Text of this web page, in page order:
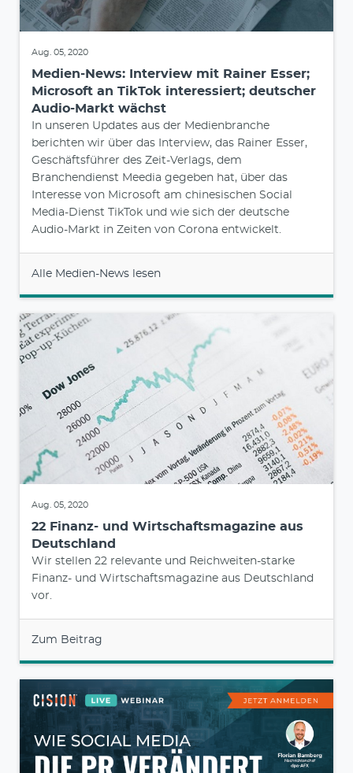
Aug. 05, 2020
Medien-News: Interview mit Rainer Esser;
Microsoft an TikTok interessiert; deutscher
Audio-Markt wächst
In unseren Updates aus der Medienbranche
berichten wir über das Interview, das Rainer Esser,
Geschäftsführer des Zeit-Verlags, dem
Branchendienst Meedia gegeben hat, über das
Interesse von Microsoft am chinesischen Social
Media-Dienst TikTok und wie sich der deutsche
Audio-Markt in Zeiten von Corona entwickelt.
Alle Medien-News lesen
Aug. 05, 2020
22 Finanz- und Wirtschaftsmagazine aus
Deutschland
Wir stellen 22 relevante und Reichweiten-starke
Finanz- und Wirtschaftsmagazine aus Deutschland
vor.
Zum Beitrag